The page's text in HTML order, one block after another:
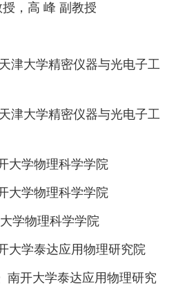
，高 峰 副教授
大学精密仪器与光电子工
大学精密仪器与光电子工
学物理科学学院
大学物理科学学院
学物理科学学院
学泰达应用物理研究院
开大学泰达应用物理研究